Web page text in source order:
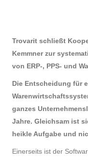
Trovarit schließt
Kemmner zur
von ERP-, PPS- und
Die Entscheidung für
ganzes
Jahre. Gleichsam ist
heikle Aufgabe und
Einerseits ist der